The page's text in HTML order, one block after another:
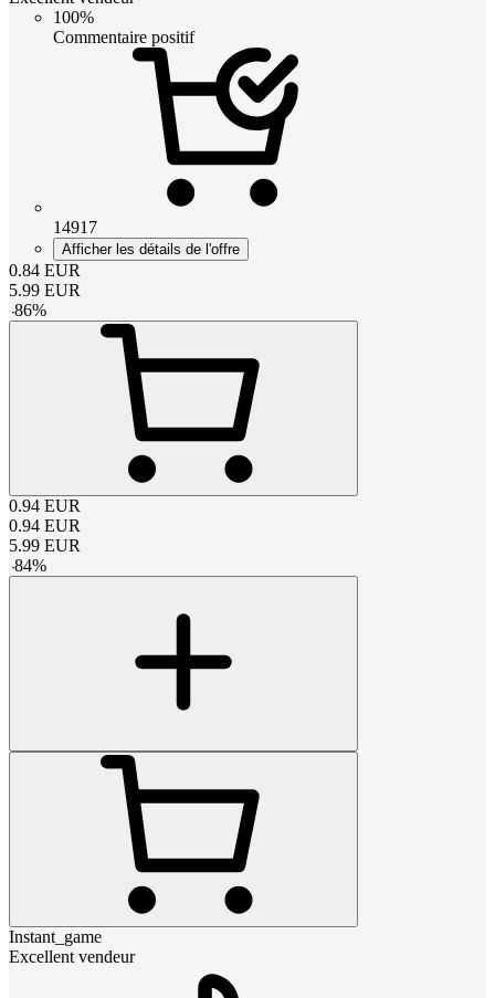
100%
Commentaire positif
14917
Afficher les détails de l'offre
0.84 EUR
5.99 EUR
-86%
0.94 EUR
0.94 EUR
5.99 EUR
-84%
Instant_game
Excellent vendeur